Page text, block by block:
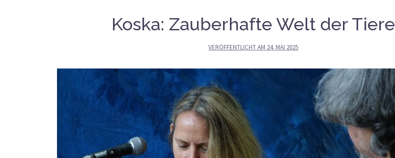
Koska: Zauberhafte Welt der Tiere
VERÖFFENTLICHT AM 24. MAI 2025